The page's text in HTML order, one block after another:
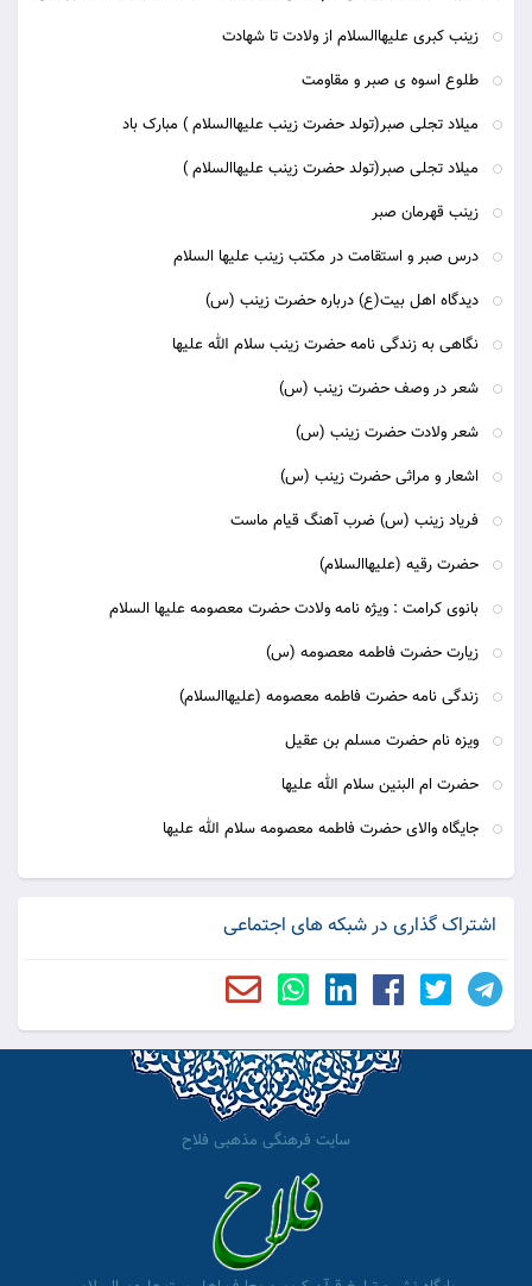
زینب کبری علیهاالسلام از ولادت تا شهادت
طلوع اسوه ی صبر و مقاومت
میلاد تجلی صبر(تولد حضرت زینب علیهاالسلام ) مبارک باد
میلاد تجلی صبر(تولد حضرت زینب علیهاالسلام )
زینب قهرمان صبر
درس صبر و استقامت در مکتب زینب علیها السلام
دیدگاه اهل بیت(ع) درباره حضرت زینب (س)
نگاهی به زندگی نامه حضرت زینب سلام الله علیها
شعر در وصف حضرت زینب (س)
شعر ولادت حضرت زینب (س)
اشعار و مراثی حضرت زینب (س)
فریاد زینب (س) ضرب آهنگ قیام ماست
حضرت رقیه (علیهاالسلام)
بانوی کرامت : ویژه نامه ولادت حضرت معصومه علیها السلام
زیارت حضرت فاطمه معصومه (س)
زندگی نامه حضرت فاطمه معصومه (علیهاالسلام)
ویزه نام حضرت مسلم بن عقیل
حضرت ام البنین سلام الله علیها
جایگاه والای حضرت فاطمه معصومه سلام الله علیها
اشتراک گذاری در شبکه های اجتماعی
سایت فرهنگی مذهبی فلاح